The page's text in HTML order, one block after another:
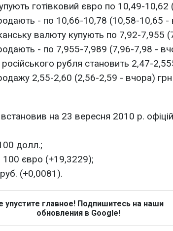
готівковий євро по 10,49-10,62
- по 10,66-10,78 (10,58-10,65 -
валюту купують по 7,92-7,955
- по 7,955-7,989 (7,96-7,98 -
російського рубля становить 2,47-
2,55-2,60 (2,56-2,59 - вчора)
на 23 вересня 2010 р.
долл.;
100 євро (+19,3229);
(+0,0081).
упустите главное! Подпишитесь на наши
обновления в Google!